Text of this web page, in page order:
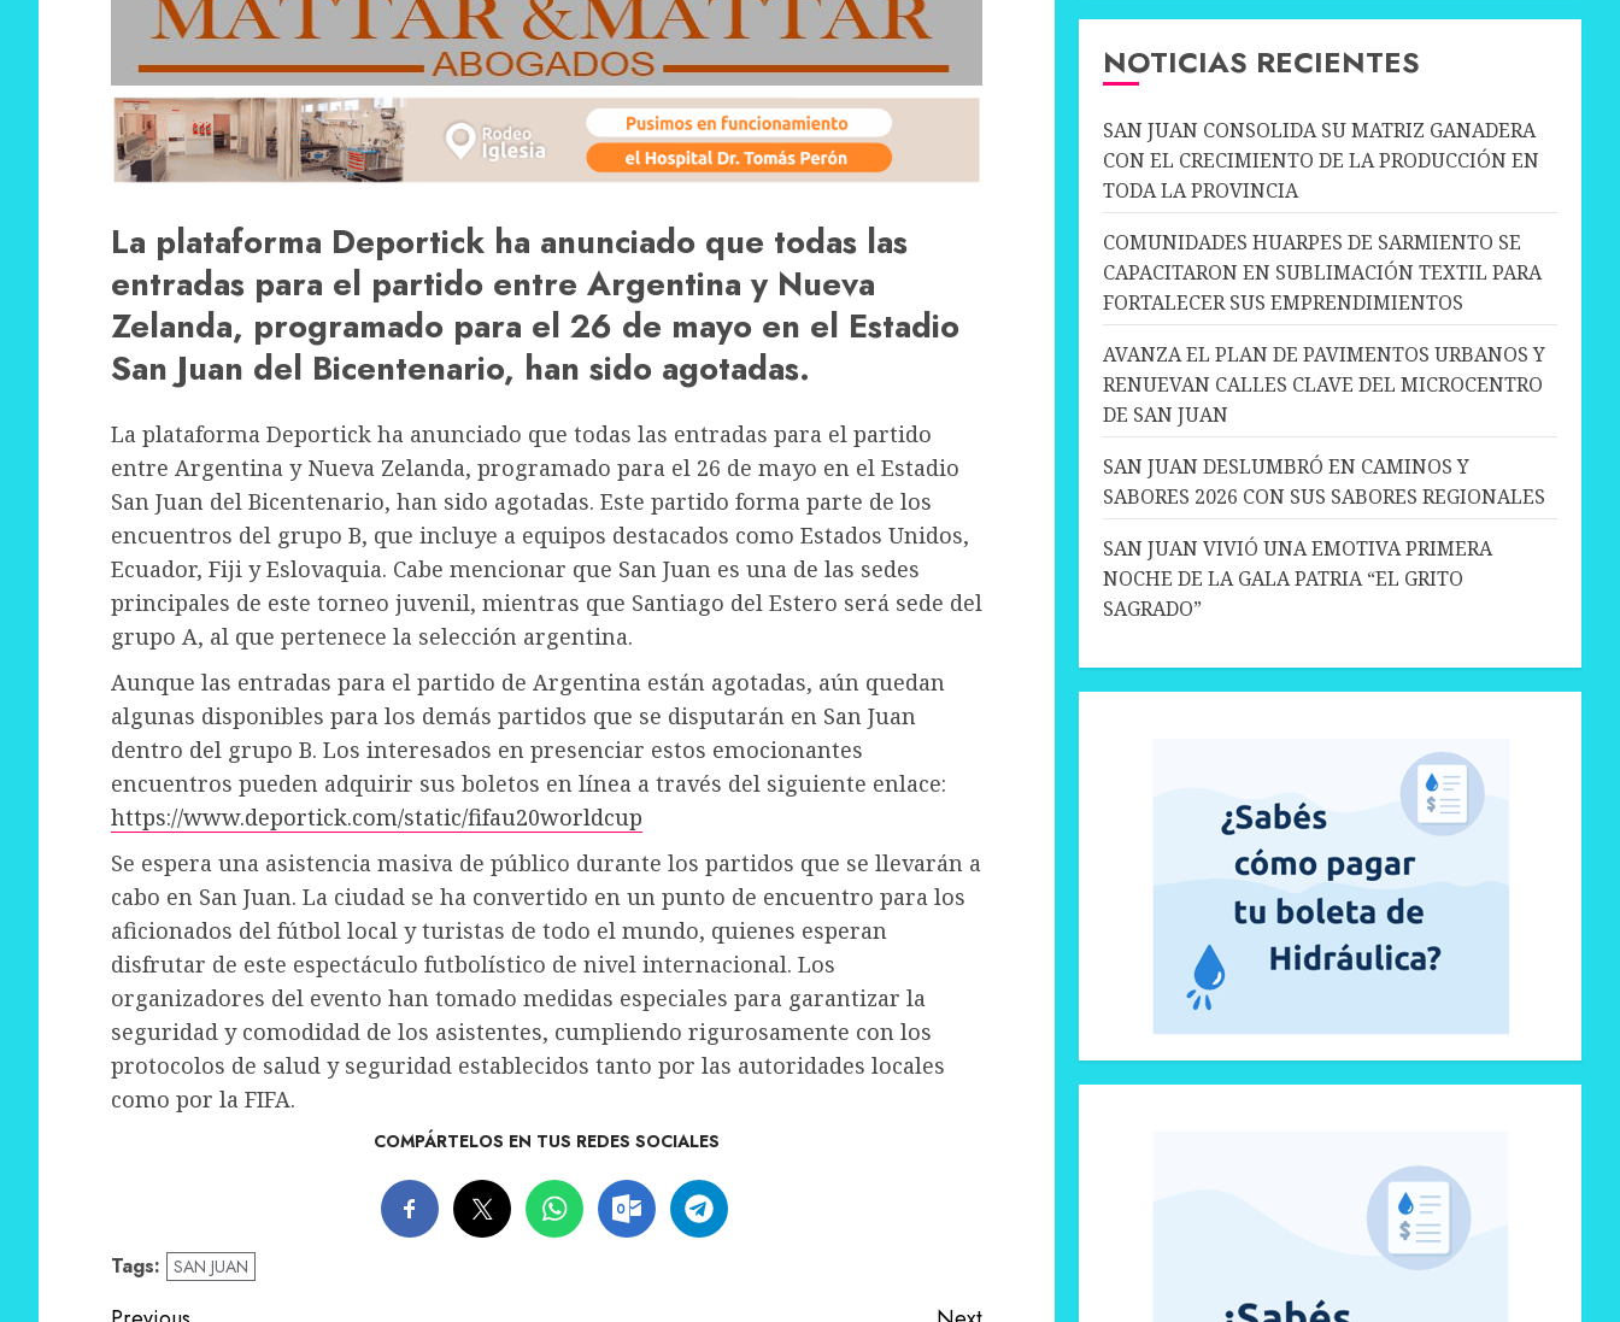
La plataforma Deportick ha anunciado que todas las
entradas para el partido entre Argentina y Nueva
Zelanda, programado para el 26 de mayo en el Estadio
San Juan del Bicentenario, han sido agotadas.
La plataforma Deportick ha anunciado que todas las entradas para el partido
entre Argentina y Nueva Zelanda, programado para el 26 de mayo en el Estadio
San Juan del Bicentenario, han sido agotadas. Este partido forma parte de los
encuentros del grupo B, que incluye a equipos destacados como Estados Unidos,
Ecuador, Fiji y Eslovaquia. Cabe mencionar que San Juan es una de las sedes
principales de este torneo juvenil, mientras que Santiago del Estero será sede del
grupo A, al que pertenece la selección argentina.
Aunque las entradas para el partido de Argentina están agotadas, aún quedan
algunas disponibles para los demás partidos que se disputarán en San Juan
dentro del grupo B. Los interesados en presenciar estos emocionantes
encuentros pueden adquirir sus boletos en línea a través del siguiente enlace:
https://www.deportick.com/static/fifau20worldcup
Se espera una asistencia masiva de público durante los partidos que se llevarán a
cabo en San Juan. La ciudad se ha convertido en un punto de encuentro para los
aficionados del fútbol local y turistas de todo el mundo, quienes esperan
disfrutar de este espectáculo futbolístico de nivel internacional. Los
organizadores del evento han tomado medidas especiales para garantizar la
seguridad y comodidad de los asistentes, cumpliendo rigurosamente con los
protocolos de salud y seguridad establecidos tanto por las autoridades locales
como por la FIFA.
COMPÁRTELOS EN TUS REDES SOCIALES
Tags: SAN JUAN
NOTICIAS RECIENTES
SAN JUAN CONSOLIDA SU MATRIZ GANADERA
CON EL CRECIMIENTO DE LA PRODUCCIÓN EN
TODA LA PROVINCIA
COMUNIDADES HUARPES DE SARMIENTO SE
CAPACITARON EN SUBLIMACIÓN TEXTIL PARA
FORTALECER SUS EMPRENDIMIENTOS
AVANZA EL PLAN DE PAVIMENTOS URBANOS Y
RENUEVAN CALLES CLAVE DEL MICROCENTRO
DE SAN JUAN
SAN JUAN DESLUMBRÓ EN CAMINOS Y
SABORES 2026 CON SUS SABORES REGIONALES
SAN JUAN VIVIÓ UNA EMOTIVA PRIMERA
NOCHE DE LA GALA PATRIA “EL GRITO
SAGRADO”